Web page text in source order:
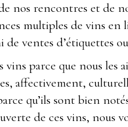
nos rencontres et de
multiples de vins en
de ventes d’étiquettes
vins parce que nous
affectivement,
qu’ils sont bien
de ces vins, nous